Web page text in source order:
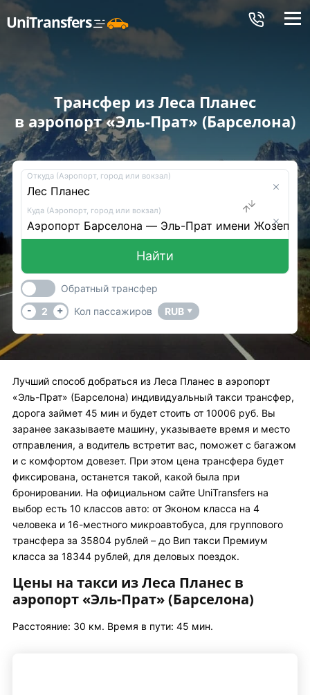
UniTransfers Меню
Трансфер из Леса Планес
в аэропорт «Эль-Прат» (Барселона)
Откуда (Аэропорт, город или вокзал)
Куда (Аэропорт, город или вокзал)
Найти
Обратный трансфер
-
2 + Кол пассажиров RUB ▼
Лучший способ добраться из Леса Планес в аэропорт
«Эль-Прат» (Барселона) индивидуальный такси трансфер,
дорога займет 45 мин и будет стоить от 10006 руб. Вы
заранее заказываете машину, указываете время и место
отправления, а водитель встретит вас, поможет с багажом
и с комфортом довезет. При этом цена трансфера будет
фиксирована, останется такой, какой была при
бронировании. На официальном сайте UniTransfers на
выбор есть 10 классов авто: от Эконом класса на 4
человека и 16-местного микроавтобуса, для группового
трансфера за 35804 рублей – до Вип такси Премиум
класса за 18344 рублей, для деловых поездок.
Цены на такси из Леса Планес в
аэропорт «Эль-Прат» (Барселона)
Расстояние: 30 км. Время в пути: 45 мин.